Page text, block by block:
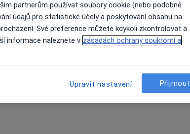
partnerům používat soubory cookie (nebo podobné
údajů pro statistické účely a poskytování obsahu na
Své preference můžete kdykoli zkontrolovat a
informace naleznete v zásadách ochrany soukromí a
Upravit nastavení Přijmout